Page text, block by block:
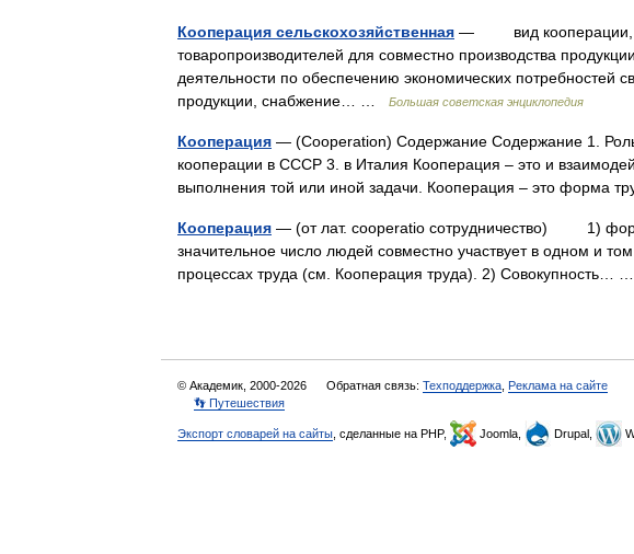
Кооперация сельскохозяйственная — вид кооперации,
товаропроизводителей для совместно производства
деятельности по обеспечению экономических потребностей
продукции, снабжение… …
Большая советская энциклопедия
Кооперация — (Cooperation) Содержание Содержание 1.
кооперации в СССР 3. в Италия Кооперация – это и
выполнения той или иной задачи. Кооперация – это форма
Кооперация — (от лат. cooperatio сотрудничество) 1)
значительное число людей совместно участвует в одном и
процессах труда (см. Кооперация труда). 2) Совокупность…
© Академик, 2000-2026 Обратная связь: Техподдержка Реклама на сайте
👣 Путешествия
Экспорт словарей на сайты , сделанные на PHP, Joomla, Drupal,